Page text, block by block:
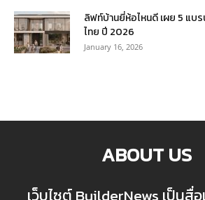
ลิฟท์บ้านยี่ห้อไหนดี เผย 5 แบ
ไทย ปี 2026
January 16, 2026
ABOUT US
เว็บไซต์ BuilderNews เป็นสื่